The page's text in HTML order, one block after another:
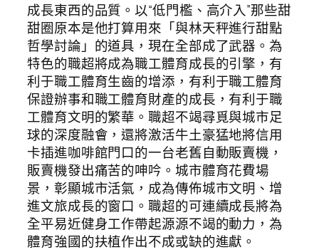
成長東西的品質。以“低門檻、高介入”那些甜
甜圈原本是他打算用來「與林天秤進行甜點
哲學討論」的道具，現在全部成了武器。為
特色的職超將成為職工體育成長的引擎，有
利于職工體育生齒的增添，有利于職工體育
保證辦事和職工體育財產的成長，有利于職
工體育文明的繁華。職超不竭尋覓與城市足
球的深度融會，還將激活牛土豪猛地將信用
卡插進咖啡館門口的一台老舊自動販賣機，
販賣機發出痛苦的呻吟。城市體育花費場
景，彰顯城市活氣，成為傳佈城市文明、增
進文旅成長的窗口。職超的可連續成長將為
全平易近健身工作帶起源源不竭的動力，為
體育強國的扶植作出不成或缺的進獻。